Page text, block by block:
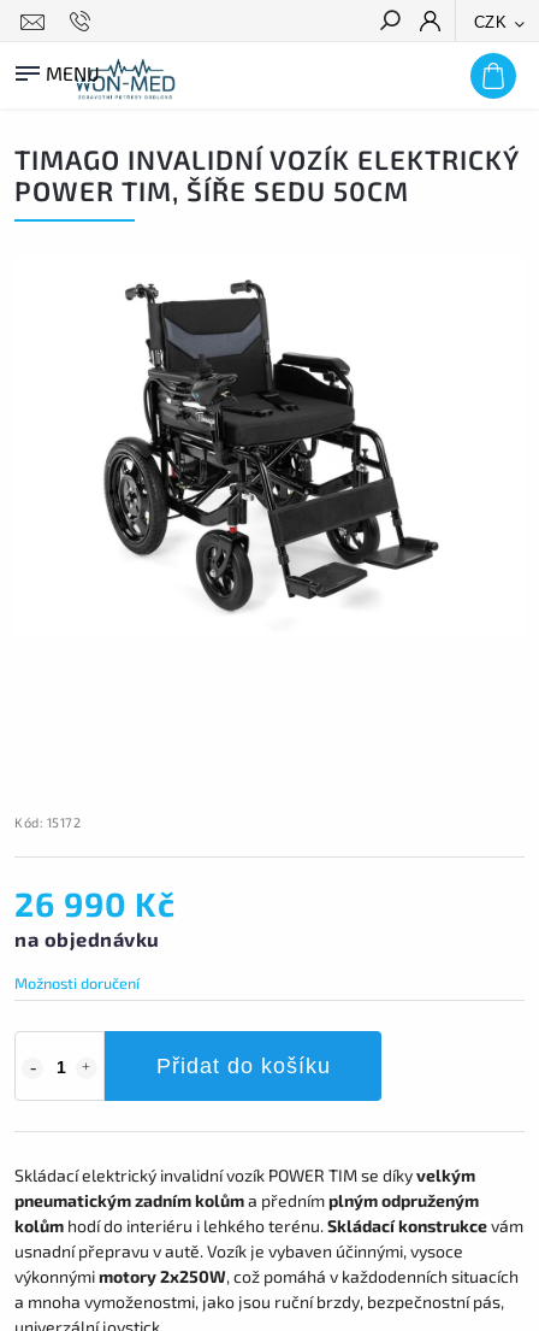
CZK
HLEDAT
TIMAGO INVALIDNÍ VOZÍK ELEKTRICKÝ
POWER TIM, ŠÍŘE SEDU 50CM
Kód: 15172
26 990 Kč
na objednávku
Možnosti doručení
Přidat do košíku
Skládací elektrický invalidní vozík POWER TIM se díkyvelkým
pneumatickým zadním kolůma přednímplným odpruženým
kolům hodí do interiéru i lehkého terénu.Skládací konstrukcevám
usnadní přepravu v autě. Vozík je vybaven účinnými, vysoce
výkonnýmimotory 2x250W, což pomáhá v každodenních situacích
a mnoha vymoženostmi, jako jsou ruční brzdy, bezpečnostní pás,
univerzální joystick.